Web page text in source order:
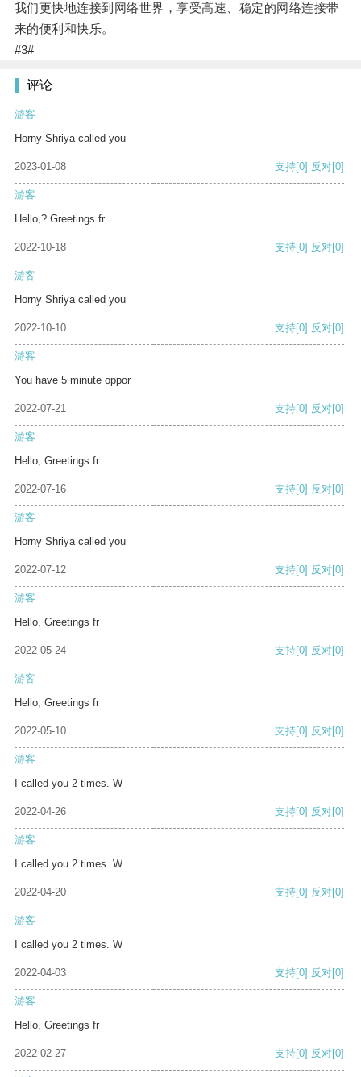
我们更快地连接到网络世界，享受高速、稳定的网络连接带
来的便利和快乐。
#3#
评论
游客
Horny Shriya called you
2023-01-08 支持[0] 反对[0]
游客
Hello,? Greetings fr
2022-10-18 支持[0] 反对[0]
游客
Horny Shriya called you
2022-10-10 支持[0] 反对[0]
游客
You have 5 minute oppor
2022-07-21 支持[0] 反对[0]
游客
Hello, Greetings fr
2022-07-16 支持[0] 反对[0]
游客
Horny Shriya called you
2022-07-12 支持[0] 反对[0]
游客
Hello, Greetings fr
2022-05-24 支持[0] 反对[0]
游客
Hello, Greetings fr
2022-05-10 支持[0] 反对[0]
游客
I called you 2 times. W
2022-04-26 支持[0] 反对[0]
游客
I called you 2 times. W
2022-04-20 支持[0] 反对[0]
游客
I called you 2 times. W
2022-04-03 支持[0] 反对[0]
游客
Hello, Greetings fr
2022-02-27 支持[0] 反对[0]